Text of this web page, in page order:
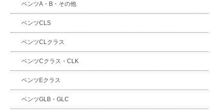
ベンツA・B・その他
ベンツCLS
ベンツCLクラス
ベンツCクラス・CLK
ベンツEクラス
ベンツGLB・GLC